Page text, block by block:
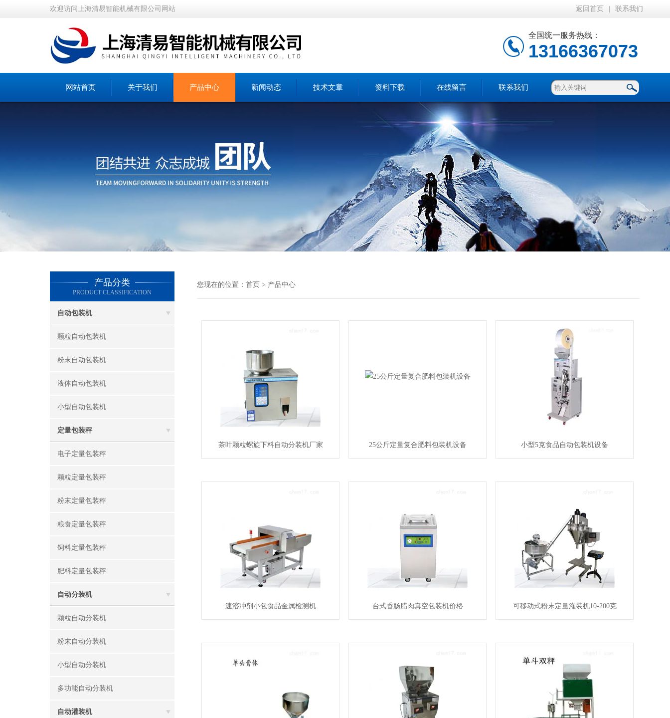
欢迎访问上海清易智能机械有限公司网站 返回首页 联系我们
全国统一服务热线：
13166367073
网站首页 关于我们 产品中心 新闻动态 技术文章 资料下载 在线留言 联系我们
产品分类
PRODUCT CLASSIFICATION
自动包装机
颗粒自动包装机
粉末自动包装机
液体自动包装机
小型自动包装机
定量包装秤
电子定量包装秤
颗粒定量包装秤
粉末定量包装秤
粮食定量包装秤
饲料定量包装秤
肥料定量包装秤
自动分装机
颗粒自动分装机
粉末自动分装机
小型自动分装机
多功能自动分装机
自动灌装机
您现在的位置： 首页 > 产品中心
茶叶颗粒螺旋下料自动分装机厂家 25公斤定量复合肥料包装机设备 小型5克食品自动包装机设备
速溶冲剂小包食品金属检测机 台式香肠腊肉真空包装机价格 可移动式粉末定量灌装机10-200克